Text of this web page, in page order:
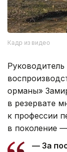
Кадр из видео
орманы»
в резервате
к профессии
в поколение
— За